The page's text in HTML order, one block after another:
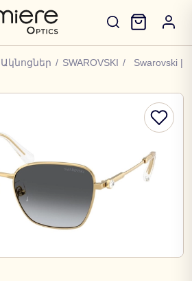
/ SWAROVSKI /
Swarovski |